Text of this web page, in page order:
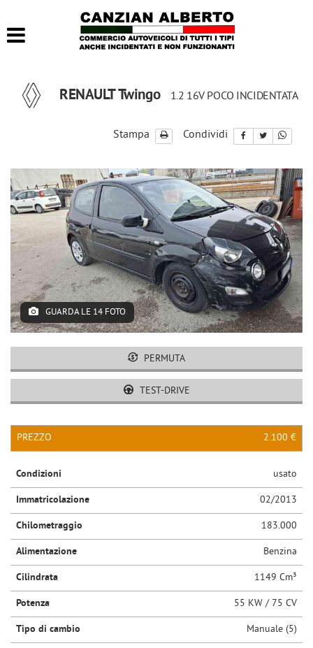
ACQUISTIAMO USATORENAULT Twingo 1.2 16V POCO INCIDENTATA
Stampa Condividi
GUARDA LE 14 FOTO
PERMUTA
TEST-DRIVE
PREZZO 2.100 €
Condizioni usato
Immatricolazione 02/2013
Chilometraggio 183.000
Alimentazione Benzina
Cilindrata 1149 Cm³
Potenza 55 KW / 75 CV
Tipo di cambio Manuale (5)